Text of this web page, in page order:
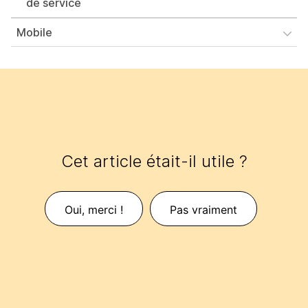
de service
Mobile
Cet article était-il utile ?
Oui, merci ! Pas vraiment